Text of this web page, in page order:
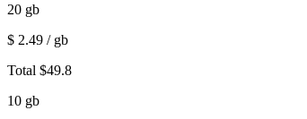
20 gb
$ 2.49 / gb
Total $49.8
10 gb